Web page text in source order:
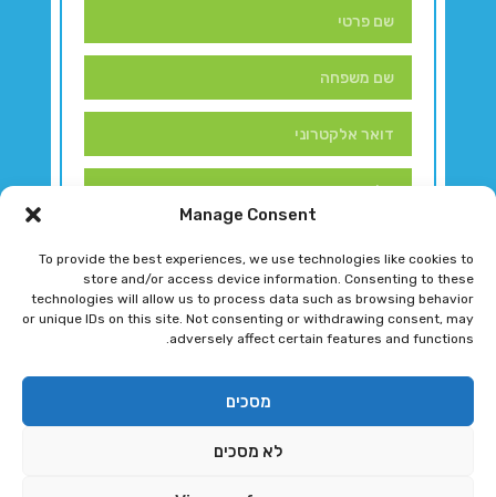
Manage Consent
To provide the best experiences, we use technologies like cookies to
store and/or access device information. Consenting to these
technologies will allow us to process data such as browsing behavior
or unique IDs on this site. Not consenting or withdrawing consent, may
adversely affect certain features and functions.
מסכים
לא מסכים